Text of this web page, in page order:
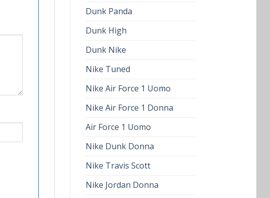
Dunk Panda
Dunk High
Dunk Nike
Nike Tuned
Nike Air Force 1 Uomo
Nike Air Force 1 Donna
Air Force 1 Uomo
Nike Dunk Donna
Nike Travis Scott
Nike Jordan Donna